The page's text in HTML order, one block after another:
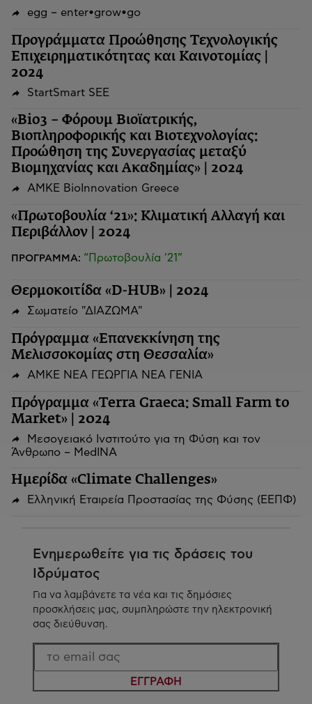
egg – enter•grow•go
Προγράμματα Προώθησης Τεχνολογικής
Επιχειρηματικότητας και Καινοτομίας |
2024
StartSmart SEE
«Bio3 – Φόρουμ Βιοϊατρικής,
Βιοπληροφορικής και Βιοτεχνολογίας:
Προώθηση της Συνεργασίας μεταξύ
Βιομηχανίας και Ακαδημίας» | 2024
ΑΜΚΕ BioInnovation Greece
«Πρωτοβουλία ‘21»: Κλιματική Αλλαγή και
Περιβάλλον | 2024
ΠΡΟΓΡΑΜΜΑ: “Πρωτοβουλία '21”
Θερμοκοιτίδα «D-HUB» | 2024
Σωματείο "ΔΙΑΖΩΜΑ"
Πρόγραμμα «Επανεκκίνηση της
Μελισσοκομίας στη Θεσσαλία»
ΑΜΚΕ ΝΕΑ ΓΕΩΡΓΙΑ ΝΕΑ ΓΕΝΙΑ
Πρόγραμμα «Terra Graeca: Small Farm to
Market» | 2024
Μεσογειακό Ινστιτούτο για τη Φύση και τον
Άνθρωπο – MedINA
Ημερίδα «Climate Challenges»
Ελληνική Εταιρεία Προστασίας της Φύσης (ΕΕΠΦ)
Ενημερωθείτε για τις δράσεις του
Ιδρύματος
Για να λαμβάνετε τα νέα και τις δημόσιες
προσκλήσεις μας, συμπληρώστε την ηλεκτρονική
σας διεύθυνση.
ΕΓΓΡΑΦΗ